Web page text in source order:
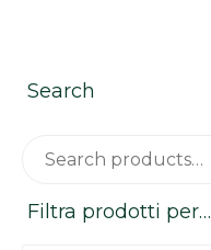
Search
Filtra prodotti per…